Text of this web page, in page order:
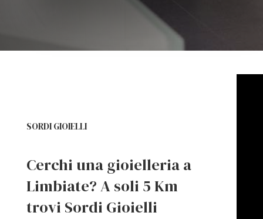
SORDI GIOIELLI
Cerchi una gioielleria a
Limbiate? A soli 5 Km
trovi Sordi Gioielli